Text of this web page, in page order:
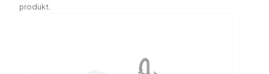
produkt.